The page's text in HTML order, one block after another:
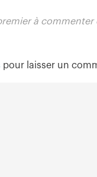
à commenter
pour laisser un